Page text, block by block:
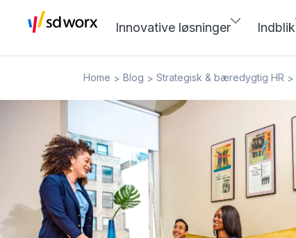
Innovative løsninger Indblik
Home > Blog > Strategisk & bæredygtig HR >